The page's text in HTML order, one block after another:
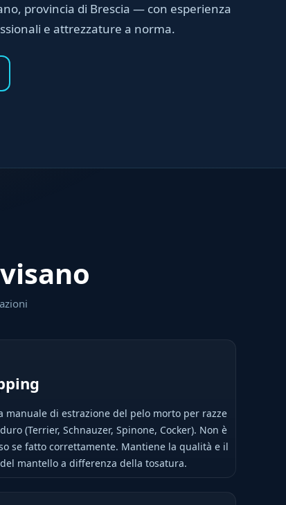
provincia di Brescia — con esperienza
e attrezzature a norma.
manuale di estrazione del pelo morto per razze
(Terrier, Schnauzer, Spinone, Cocker). Non è
se fatto correttamente. Mantiene la qualità e il
mantello a differenza della tosatura.